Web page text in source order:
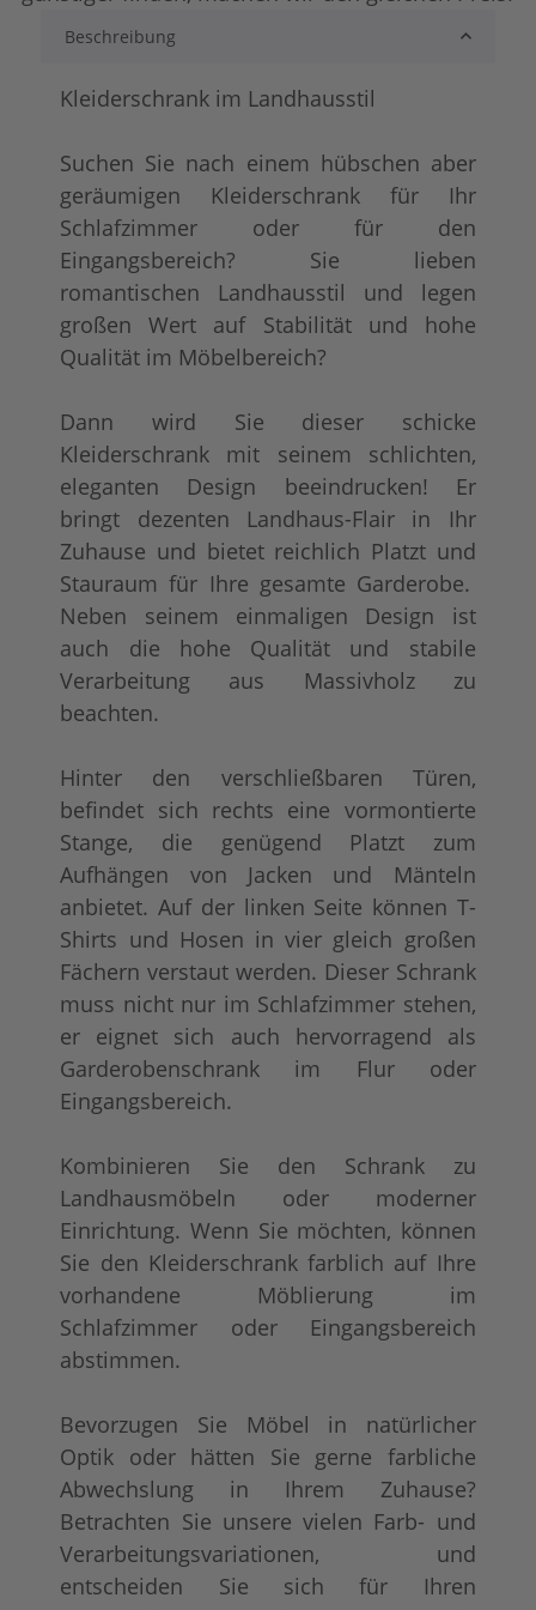
lackiert
+ 39,00 € shabby chic /
tief gebürstet
+ 286,00 €
Beschreibung
Kleiderschrank im Landhausstil
Suchen Sie nach einem hübschen aber
geräumigen Kleiderschrank für Ihr
Schlafzimmer oder für den
Eingangsbereich? Sie lieben
romantischen Landhausstil und legen
großen Wert auf Stabilität und hohe
Qualität im Möbelbereich?
Dann wird Sie dieser schicke
Kleiderschrank mit seinem schlichten,
eleganten Design beeindrucken! Er
bringt dezenten Landhaus-Flair in Ihr
Zuhause und bietet reichlich Platzt und
Stauraum für Ihre gesamte Garderobe.
Neben seinem einmaligen Design ist
auch die hohe Qualität und stabile
Verarbeitung aus Massivholz zu
beachten.
Hinter den verschließbaren Türen,
befindet sich rechts eine vormontierte
Stange, die genügend Platzt zum
Aufhängen von Jacken und Mänteln
anbietet. Auf der linken Seite können T-
Shirts und Hosen in vier gleich großen
Fächern verstaut werden. Dieser Schrank
muss nicht nur im Schlafzimmer stehen,
er eignet sich auch hervorragend als
Garderobenschrank im Flur oder
Eingangsbereich.
Kombinieren Sie den Schrank zu
Landhausmöbeln oder moderner
Einrichtung. Wenn Sie möchten, können
Sie den Kleiderschrank farblich auf Ihre
vorhandene Möblierung im
Schlafzimmer oder Eingangsbereich
abstimmen.
Bevorzugen Sie Möbel in natürlicher
Optik oder hätten Sie gerne farbliche
Abwechslung in Ihrem Zuhause?
Betrachten Sie unsere vielen Farb- und
Verarbeitungsvariationen, und
entscheiden Sie sich für Ihren